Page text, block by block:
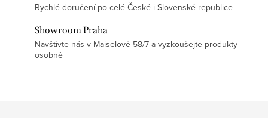
Rychlé doručení po celé České i Slovenské republice
Showroom Praha
Navštivte nás v Maiselově 58/7 a vyzkoušejte produkty
osobně